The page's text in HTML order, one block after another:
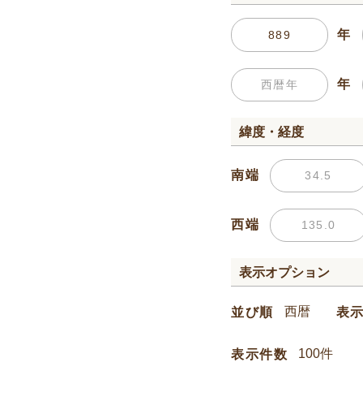
年
年
緯度・経度
南端
西端
表示オプション
並び順 表
表示件数